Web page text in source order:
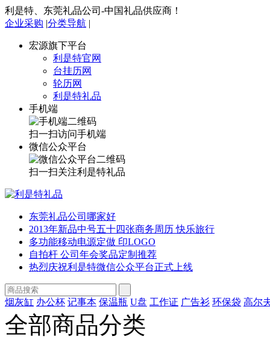
利是特、东莞礼品公司-中国礼品供应商！
企业采购 |分类导航 |
宏源旗下平台
利是特官网
台挂历网
轮历网
利是特礼品
手机端
扫一扫访问手机端
微信公众平台
扫一扫关注利是特礼品
东莞礼品公司哪家好
2013年新品中号五十四张商务周历 快乐旅行
多功能移动电源定做 印LOGO
自拍杆 公司年会奖品定制推荐
热烈庆祝利是特微信公众平台正式上线
烟灰缸 办公杯 记事本 保温瓶 U盘 工作证 广告衫 环保袋 高尔
全部商品分类